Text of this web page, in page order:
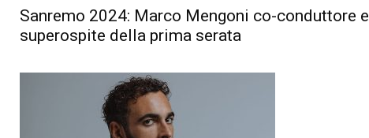
Sanremo 2024: Marco Mengoni co-conduttore e
superospite della prima serata